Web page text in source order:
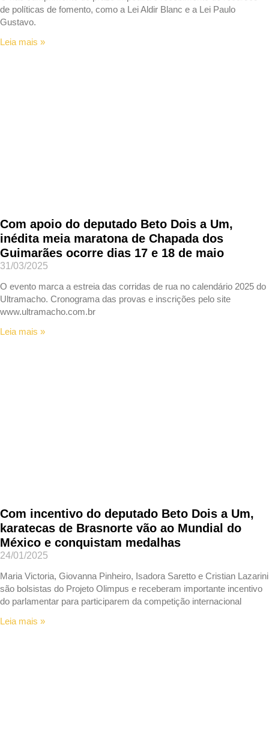
de políticas de fomento, como a Lei Aldir Blanc e a Lei Paulo
Gustavo.
Leia mais »
Com apoio do deputado Beto Dois a Um,
inédita meia maratona de Chapada dos
Guimarães ocorre dias 17 e 18 de maio
31/03/2025
O evento marca a estreia das corridas de rua no calendário 2025 do
Ultramacho. Cronograma das provas e inscrições pelo site
www.ultramacho.com.br
Leia mais »
Com incentivo do deputado Beto Dois a Um,
karatecas de Brasnorte vão ao Mundial do
México e conquistam medalhas
24/01/2025
Maria Victoria, Giovanna Pinheiro, Isadora Saretto e Cristian Lazarini
são bolsistas do Projeto Olimpus e receberam importante incentivo
do parlamentar para participarem da competição internacional
Leia mais »